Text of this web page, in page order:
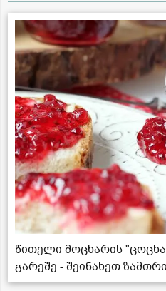
წითელი მოცხარის
გარეშე - შეინახეთ